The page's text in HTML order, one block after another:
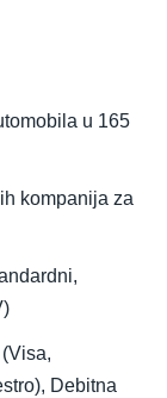
u 165
kompanija za
Debitna